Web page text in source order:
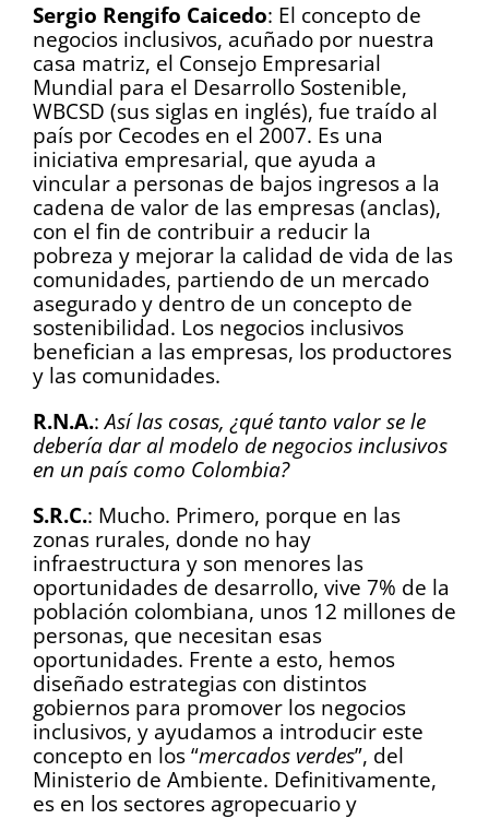
Sergio Rengifo Caicedo: El concepto de
negocios inclusivos, acuñado por nuestra
casa matriz, el Consejo Empresarial
Mundial para el Desarrollo Sostenible,
WBCSD (sus siglas en inglés), fue traído al
país por Cecodes en el 2007. Es una
iniciativa empresarial, que ayuda a
vincular a personas de bajos ingresos a la
cadena de valor de las empresas (anclas),
con el fin de contribuir a reducir la
pobreza y mejorar la calidad de vida de las
comunidades, partiendo de un mercado
asegurado y dentro de un concepto de
sostenibilidad. Los negocios inclusivos
benefician a las empresas, los productores
y las comunidades.
R.N.A.:Así las cosas, ¿qué tanto valor se le
debería dar al modelo de negocios inclusivos
en un país como Colombia?
S.R.C.: Mucho. Primero, porque en las
zonas rurales, donde no hay
infraestructura y son menores las
oportunidades de desarrollo, vive 7% de la
población colombiana, unos 12 millones de
personas, que necesitan esas
oportunidades. Frente a esto, hemos
diseñado estrategias con distintos
gobiernos para promover los negocios
inclusivos, y ayudamos a introducir este
concepto en los “mercados verdes”, del
Ministerio de Ambiente. Definitivamente,
es en los sectores agropecuario y